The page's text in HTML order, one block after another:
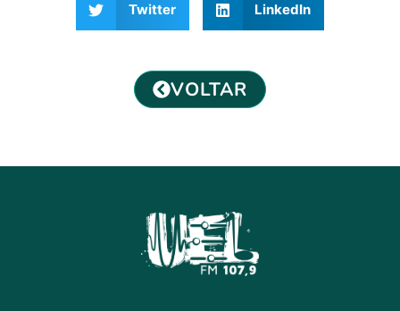
Twitter LinkedIn
VOLTAR